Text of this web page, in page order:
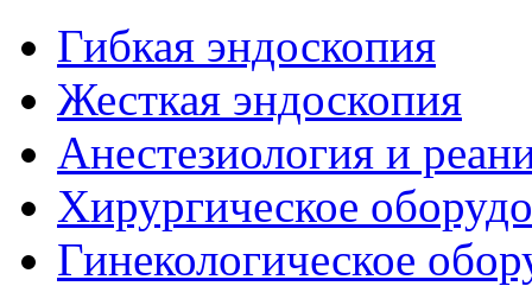
Гибкая эндоскопия
Жесткая эндоскопия
Анестезиология и
Хирургическое
Гинекологическое